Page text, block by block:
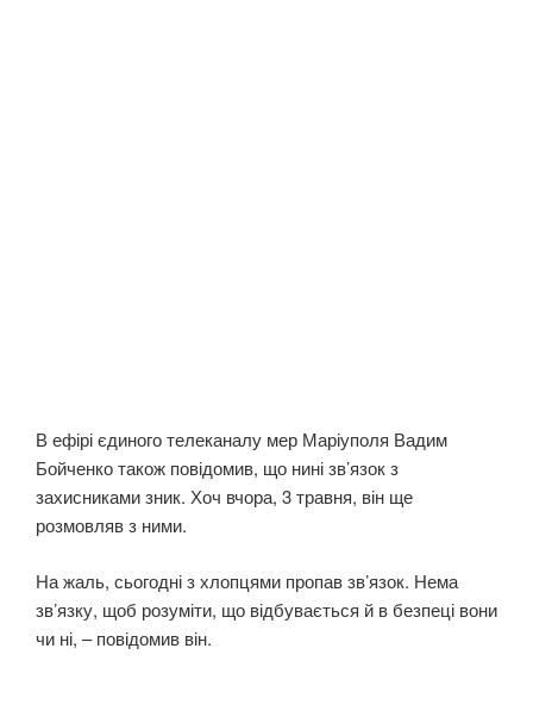
В ефірі єдиного телеканалу мер Маріуполя Вадим
Бойченко також повідомив, що нині зв’язок з
захисниками зник. Хоч вчора, 3 травня, він ще
розмовляв з ними.
На жаль, сьогодні з хлопцями пропав зв’язок. Нема
зв’язку, щоб розуміти, що відбувається й в безпеці вони
чи ні, – повідомив він.